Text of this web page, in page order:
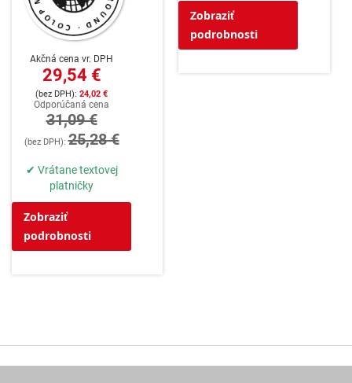
Akčná cena vr. DPH
29,54 €
24,02 €
Odporúčaná cena
31,09 €
25,28 €
✔ Vrátane textovej
platničky
Zobraziť
podrobnosti
Zobraziť
podrobnosti